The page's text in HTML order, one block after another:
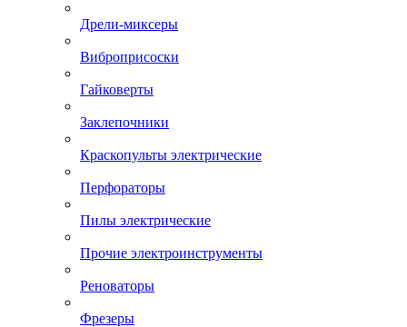
Дрели-миксеры
Виброприсоски
Гайковерты
Заклепочники
Краскопульты электрические
Перфораторы
Пилы электрические
Прочие электроинструменты
Реноваторы
Фрезеры